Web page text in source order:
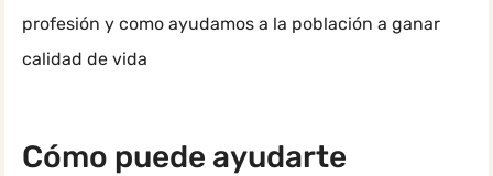
profesión y como ayudamos a la población a ganar
calidad de vida
Cómo puede ayudarte